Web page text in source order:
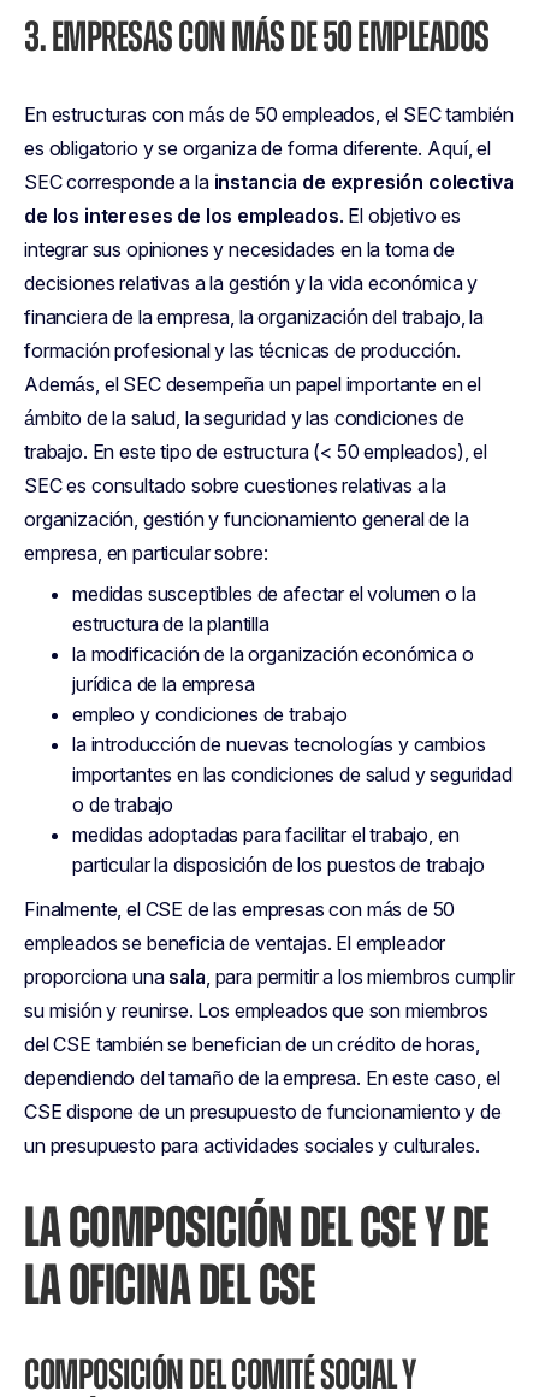
3. EMPRESAS CON MÁS DE 50 EMPLEADOS
En estructuras con más de 50 empleados, el SEC también
es obligatorio y se organiza de forma diferente. Aquí, el
SEC corresponde a la instancia de expresión colectiva
de los intereses de los empleados. El objetivo es
integrar sus opiniones y necesidades en la toma de
decisiones relativas a la gestión y la vida económica y
financiera de la empresa, la organización del trabajo, la
formación profesional y las técnicas de producción.
Además, el SEC desempeña un papel importante en el
ámbito de la salud, la seguridad y las condiciones de
trabajo. En este tipo de estructura (< 50 empleados), el
SEC es consultado sobre cuestiones relativas a la
organización, gestión y funcionamiento general de la
empresa, en particular sobre:
medidas susceptibles de afectar el volumen o la
estructura de la plantilla
la modificación de la organización económica o
jurídica de la empresa
empleo y condiciones de trabajo
la introducción de nuevas tecnologías y cambios
importantes en las condiciones de salud y seguridad
o de trabajo
medidas adoptadas para facilitar el trabajo, en
particular la disposición de los puestos de trabajo
Finalmente, el CSE de las empresas con más de 50
empleados se beneficia de ventajas. El empleador
proporciona una sala, para permitir a los miembros cumplir
su misión y reunirse. Los empleados que son miembros
del CSE también se benefician de un crédito de horas,
dependiendo del tamaño de la empresa. En este caso, el
CSE dispone de un presupuesto de funcionamiento y de
un presupuesto para actividades sociales y culturales.
LA COMPOSICIÓN DEL CSE Y DE
LA OFICINA DEL CSE
COMPOSICIÓN DEL COMITÉ SOCIAL Y